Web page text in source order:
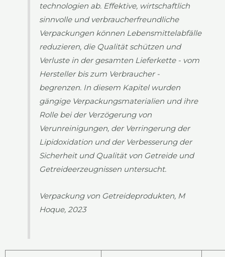
technologien ab. Effektive, wirtschaftlich
sinnvolle und verbraucherfreundliche
Verpackungen können Lebensmittelabfälle
reduzieren, die Qualität schützen und
Verluste in der gesamten Lieferkette - vom
Hersteller bis zum Verbraucher -
begrenzen. In diesem Kapitel wurden
gängige Verpackungsmaterialien und ihre
Rolle bei der Verzögerung von
Verunreinigungen, der Verringerung der
Lipidoxidation und der Verbesserung der
Sicherheit und Qualität von Getreide und
Getreideerzeugnissen untersucht.
Verpackung von Getreideprodukten, M
Hoque, 2023